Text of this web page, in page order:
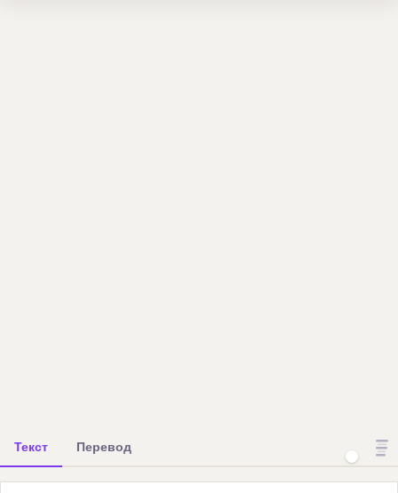
Текст Перевод